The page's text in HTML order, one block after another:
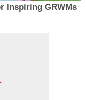
Inspiring GRWMs